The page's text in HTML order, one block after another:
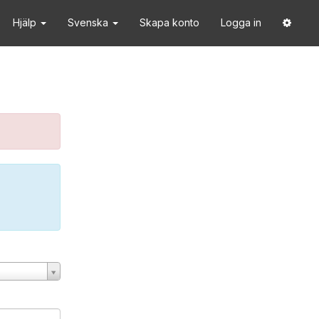
Hjälp Svenska Skapa konto Logga in